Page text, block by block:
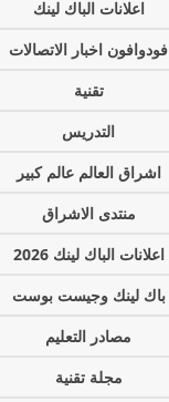
اعلانات الباك لينك
فودوافون اخبار الاتصالات
تقنية
التدريس
اشراق العالم عالم كبير
منتدى الاشراق
اعلانات الباك لينك 2026
باك لينك وجيست بوست
مصادر التعليم
مجلة تقنية